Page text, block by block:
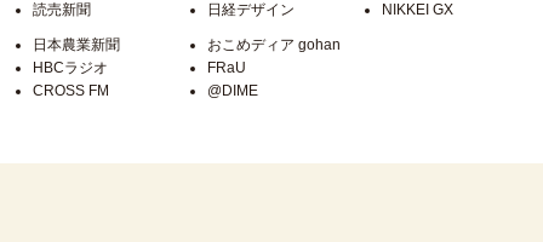
読売新聞
日経デザイン
NIKKEI GX
日本農業新聞
HBCラジオ
CROSS FM
おこめディア gohan
FRaU
@DIME